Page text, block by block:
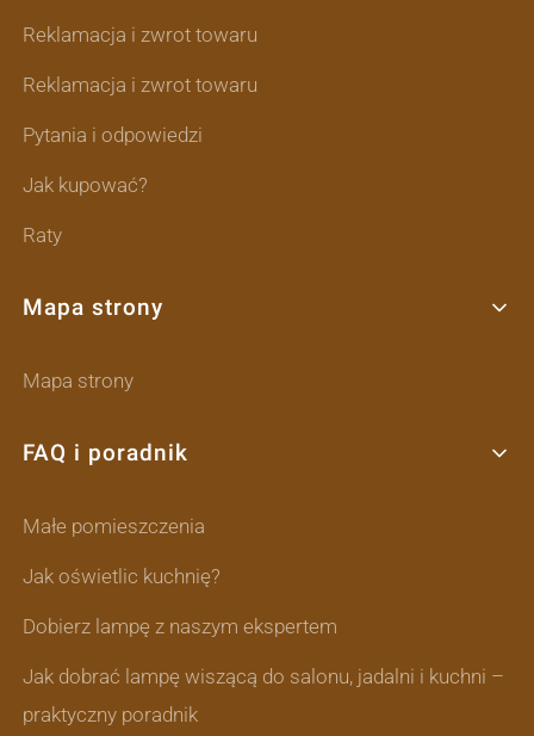
Reklamacja i zwrot towaru
Reklamacja i zwrot towaru
Pytania i odpowiedzi
Jak kupować?
Raty
Mapa strony
Mapa strony
FAQ i poradnik
Małe pomieszczenia
Jak oświetlic kuchnię?
Dobierz lampę z naszym ekspertem
Jak dobrać lampę wiszącą do salonu, jadalni i kuchni –
praktyczny poradnik